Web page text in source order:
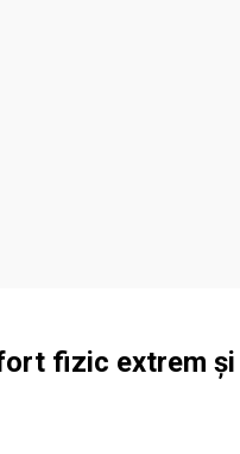
fizic extrem